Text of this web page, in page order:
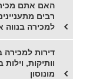
האם אתם
רבים
למכירה בנווה
דירות למכירה
וותיקות,
מונוסון